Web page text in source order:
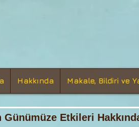
Hakkında Makale, Bildiri ve
Etkileri